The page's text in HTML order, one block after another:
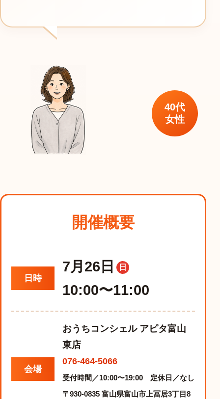
40代
女性
開催概要
日時
7月26日 日
10:00〜11:00
会場
おうちコンシェル アピタ富山
東店
076-464-5066
受付時間／10:00〜19:00 定休日／なし
〒930-0835 富山県富山市上冨居3丁目8